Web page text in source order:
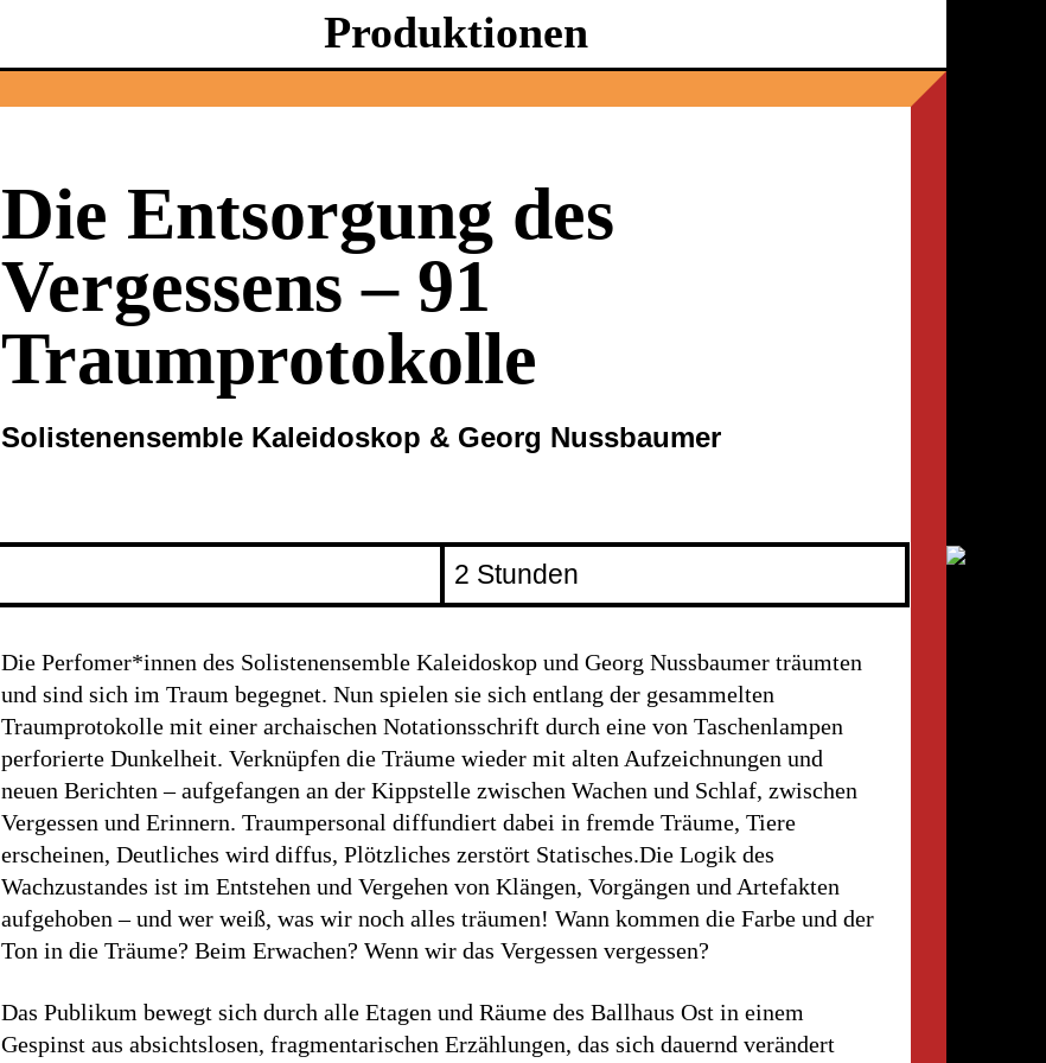
Produktionen
Die Entsorgung des
Vergessens – 91
Traumprotokolle
Solistenensemble Kaleidoskop & Georg Nussbaumer
2 Stunden
Die Perfomer*innen des Solistenensemble Kaleidoskop und Georg Nussbaumer träumten
und sind sich im Traum begegnet. Nun spielen sie sich entlang der gesammelten
Traumprotokolle mit einer archaischen Notationsschrift durch eine von Taschenlampen
perforierte Dunkelheit. Verknüpfen die Träume wieder mit alten Aufzeichnungen und
neuen Berichten – aufgefangen an der Kippstelle zwischen Wachen und Schlaf, zwischen
Vergessen und Erinnern. Traumpersonal diffundiert dabei in fremde Träume, Tiere
erscheinen, Deutliches wird diffus, Plötzliches zerstört Statisches.Die Logik des
Wachzustandes ist im Entstehen und Vergehen von Klängen, Vorgängen und Artefakten
aufgehoben – und wer weiß, was wir noch alles träumen! Wann kommen die Farbe und der
Ton in die Träume? Beim Erwachen? Wenn wir das Vergessen vergessen?
Das Publikum bewegt sich durch alle Etagen und Räume des Ballhaus Ost in einem
Gespinst aus absichtslosen, fragmentarischen Erzählungen, das sich dauernd verändert